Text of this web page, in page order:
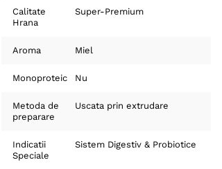
Calitate
Hrana
Super-Premium
Aroma Miel
Monoproteic Nu
Metoda de
preparare
Uscata prin extrudare
Indicatii
Speciale
Sistem Digestiv & Probiotice